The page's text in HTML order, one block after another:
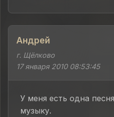
Андрей
г. Щёлково
17 января 2010 08:53:45
У меня есть одна
музыку.